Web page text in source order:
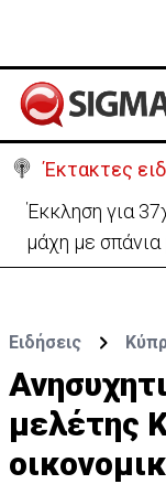
Έκτακτες
Γερμανία:
25
Ειδήσεις
μελέτης